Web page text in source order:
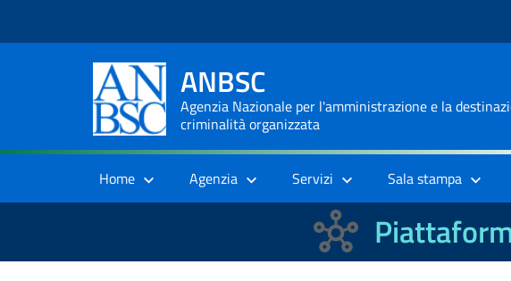
ANBSC
Agenzia Nazionale per l'amministrazione e la
criminalità organizzata
Home Agenzia Servizi Sala stampa